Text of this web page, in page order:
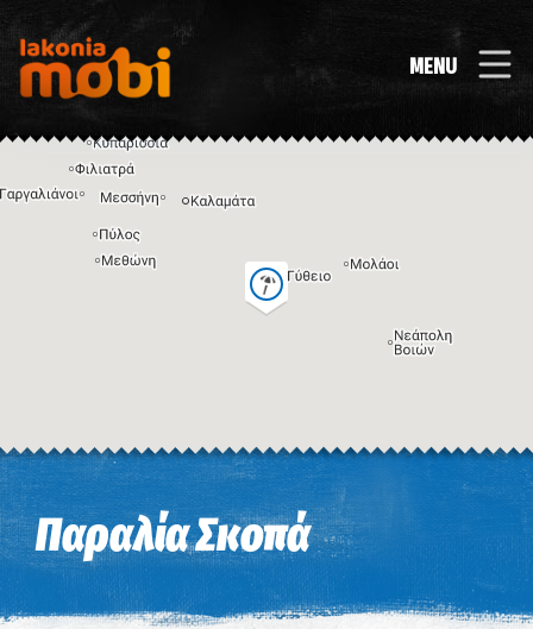
MENU
Η εικόνα ενδέχεται να υπόκειται σε πνευματικά δικαιώματα Όροι
Παραλία Σκοπά